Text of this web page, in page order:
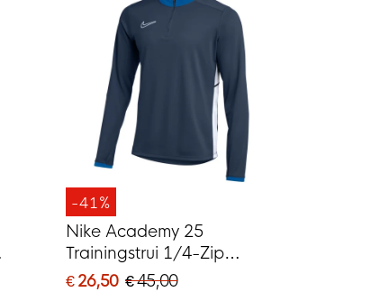
-41%
Nike Academy 25
Trainingstrui 1/4-Zip
Donkerblauw Blauw Wit
€ 26,50 € 45,00